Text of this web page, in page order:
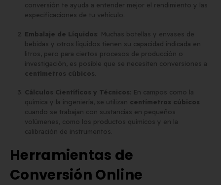
conversión te ayuda a entender mejor el rendimiento y las
especificaciones de tu vehículo.
Embalaje de Líquidos : Muchas botellas y envases de
bebidas y otros líquidos tienen su capacidad indicada en
litros, pero para ciertos procesos de producción o
investigación, es posible que se necesiten conversiones a
centímetros cúbicos
Cálculos Científicos y Técnicos : En campos como la
química y la ingeniería, se utilizan centímetros cúbicos
cuando se trabajan con sustancias en pequeños
volúmenes, como los productos químicos y en la
calibración de instrumentos.
Herramientas de
Conversión Online